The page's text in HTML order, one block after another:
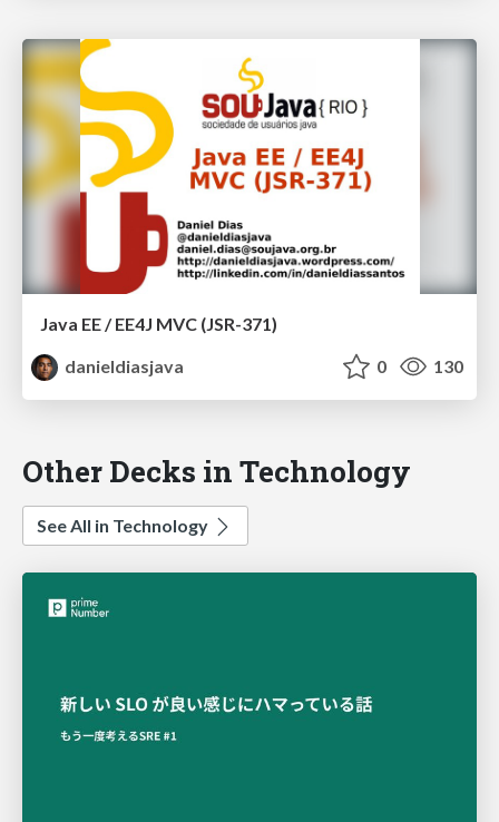
Java EE / EE4J MVC (JSR-371)
danieldiasjava
0 130
Other Decks in Technology
See All in Technology